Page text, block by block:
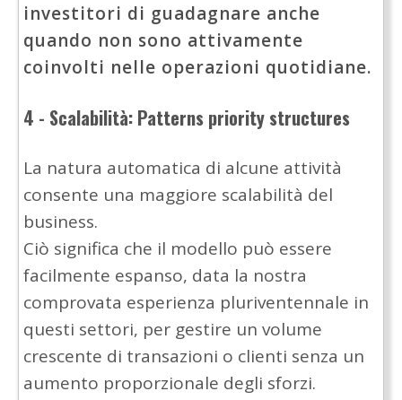
investitori di guadagnare anche
quando non sono attivamente
coinvolti nelle operazioni quotidiane.
4 - Scalabilità: Patterns priority structures
La natura automatica di alcune attività
consente una maggiore scalabilità del
business.
Ciò significa che il modello può essere
facilmente espanso, data la nostra
comprovata esperienza pluriventennale in
questi settori, per gestire un volume
crescente di transazioni o clienti senza un
aumento proporzionale degli sforzi.